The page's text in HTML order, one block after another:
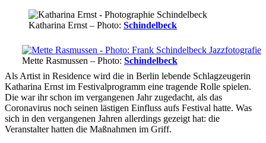
Katharina Ernst – Photo: Schindelbeck
Mette Rasmussen – Photo: Schindelbeck
Als Artist in Residence wird die in Berlin lebende Schlagzeugerin
Katharina Ernst im Festivalprogramm eine tragende Rolle spielen.
Die war ihr schon im vergangenen Jahr zugedacht, als das
Coronavirus noch seinen lästigen Einfluss aufs Festival hatte. Was
sich in den vergangenen Jahren allerdings gezeigt hat: die
Veranstalter hatten die Maßnahmen im Griff.